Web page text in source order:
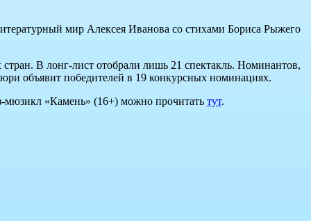
мир Алексея Иванова со стихами Бориса Рыжего
В лонг-лист отобрали лишь 21 спектакль. Номинантов,
объявит победителей в 19 конкурсных номинациях.
мюзикл «Камень» (16+) можно прочитать тут.